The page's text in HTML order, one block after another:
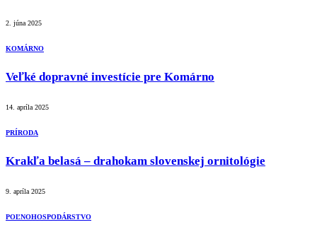
2. júna 2025
KOMÁRNO
Veľké dopravné investície pre Komárno
14. apríla 2025
PRÍRODA
Krakľa belasá – drahokam slovenskej ornitológie
9. apríla 2025
POĽNOHOSPODÁRSTVO